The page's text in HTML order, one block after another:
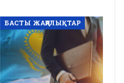
БАСТЫ ЖАҢАЛЫҚТАР